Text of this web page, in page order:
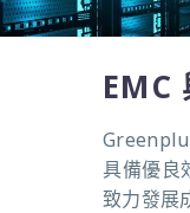
EMC
具備優良
致力發展